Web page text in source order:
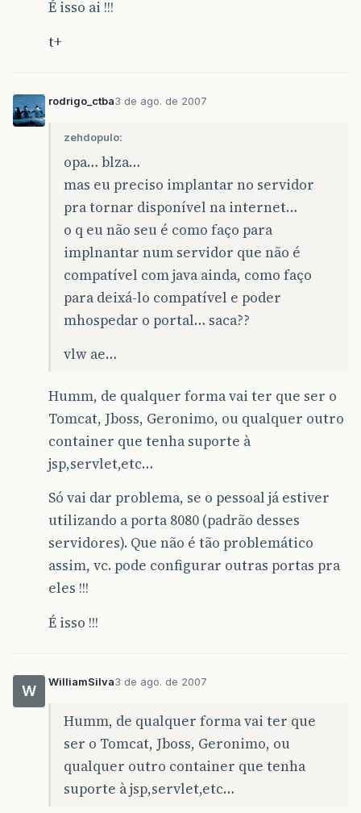
É isso ai !!!
t+
rodrigo_ctba3 de ago. de 2007
zehdopulo:
opa… blza…
mas eu preciso implantar no servidor
pra tornar disponível na internet…
o q eu não seu é como faço para
implnantar num servidor que não é
compatível com java ainda, como faço
para deixá-lo compatível e poder
mhospedar o portal… saca??
vlw ae…
Humm, de qualquer forma vai ter que ser o
Tomcat, Jboss, Geronimo, ou qualquer outro
container que tenha suporte à
jsp,servlet,etc…
Só vai dar problema, se o pessoal já estiver
utilizando a porta 8080 (padrão desses
servidores). Que não é tão problemático
assim, vc. pode configurar outras portas pra
eles !!!
É isso !!!
W
WilliamSilva3 de ago. de 2007
Humm, de qualquer forma vai ter que
ser o Tomcat, Jboss, Geronimo, ou
qualquer outro container que tenha
suporte à jsp,servlet,etc…